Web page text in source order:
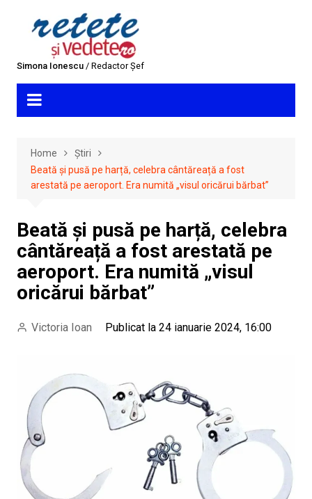
Simona Ionescu/ Redactor Șef
Home
Știri
Beată și pusă pe harță, celebra cântăreață a fost
arestată pe aeroport. Era numită „visul oricărui bărbat”
Beată și pusă pe harță, celebra
cântăreață a fost arestată pe
aeroport. Era numită „visul
oricărui bărbat”
Victoria Ioan Publicat la 24 ianuarie 2024, 16:00